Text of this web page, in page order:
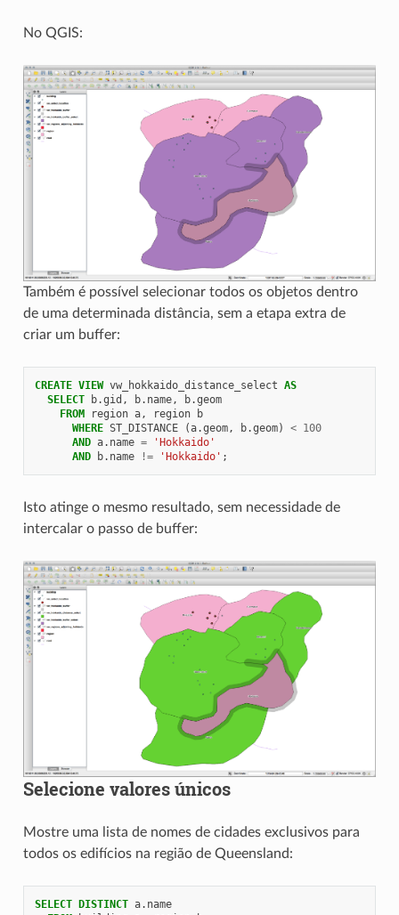
No QGIS:
Também é possível selecionar todos os objetos dentro
de uma determinada distância, sem a etapa extra de
criar um buffer:
CREATE VIEW vw_hokkaido_distance_select AS
SELECT
b.gid , b. name, b.geom
FROM
region a, region
b
WHERE ST_DISTANCE (a.geom, b.geom) < 100
AND a. name =
'Hokkaido'
AND
b. name != 'Hokkaido' ;
Isto atinge o mesmo resultado, sem necessidade de
intercalar o passo de buffer:
Selecione valores únicos
Mostre uma lista de nomes de cidades exclusivos para
todos os edifícios na região de Queensland:
SELECT DISTINCT a. name